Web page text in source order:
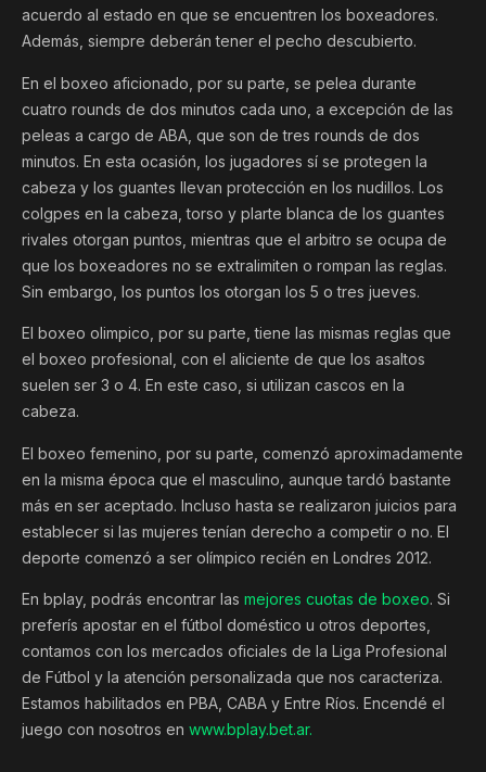
acuerdo al estado en que se encuentren los boxeadores.
Además, siempre deberán tener el pecho descubierto.
En el boxeo aficionado, por su parte, se pelea durante
cuatro rounds de dos minutos cada uno, a excepción de las
peleas a cargo de ABA, que son de tres rounds de dos
minutos. En esta ocasión, los jugadores sí se protegen la
cabeza y los guantes llevan protección en los nudillos. Los
colgpes en la cabeza, torso y plarte blanca de los guantes
rivales otorgan puntos, mientras que el arbitro se ocupa de
que los boxeadores no se extralimiten o rompan las reglas.
Sin embargo, los puntos los otorgan los 5 o tres jueves.
El boxeo olimpico, por su parte, tiene las mismas reglas que
el boxeo profesional, con el aliciente de que los asaltos
suelen ser 3 o 4. En este caso, si utilizan cascos en la
cabeza.
El boxeo femenino, por su parte, comenzó aproximadamente
en la misma época que el masculino, aunque tardó bastante
más en ser aceptado. Incluso hasta se realizaron juicios para
establecer si las mujeres tenían derecho a competir o no. El
deporte comenzó a ser olímpico recién en Londres 2012.
En bplay, podrás encontrar las mejores cuotas de boxeo. Si
preferís apostar en el fútbol doméstico u otros deportes,
contamos con los mercados oficiales de la Liga Profesional
de Fútbol y la atención personalizada que nos caracteriza.
Estamos habilitados en PBA, CABA y Entre Ríos. Encendé el
juego con nosotros en www.bplay.bet.ar.